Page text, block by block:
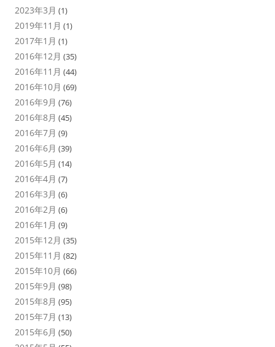
2023年3月 (1)
2019年11月 (1)
2017年1月 (1)
2016年12月 (35)
2016年11月 (44)
2016年10月 (69)
2016年9月 (76)
2016年8月 (45)
2016年7月 (9)
2016年6月 (39)
2016年5月 (14)
2016年4月 (7)
2016年3月 (6)
2016年2月 (6)
2016年1月 (9)
2015年12月 (35)
2015年11月 (82)
2015年10月 (66)
2015年9月 (98)
2015年8月 (95)
2015年7月 (13)
2015年6月 (50)